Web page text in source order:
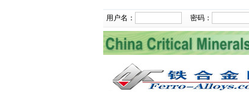
用户名： 密码：